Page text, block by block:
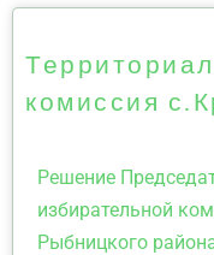
комиссия
Решение
избирательной
Рыбницкого